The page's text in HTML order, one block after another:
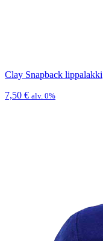
Clay Snapback lippalakki
7,50 € alv. 0%